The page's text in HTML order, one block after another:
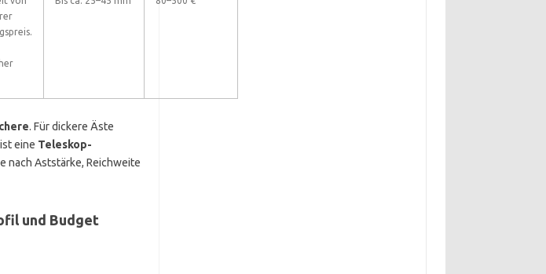
. Für dickere Äste
eine Teleskop-
nach Aststärke, Reichweite
und Budget